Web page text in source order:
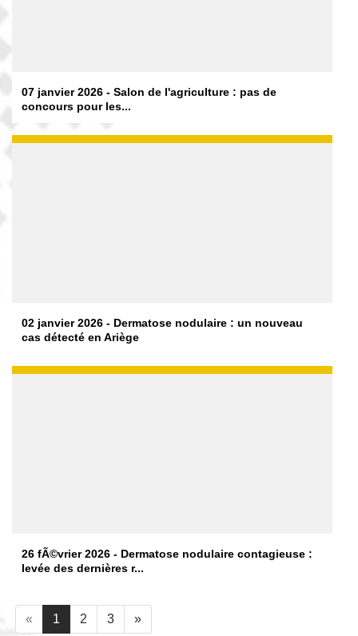
07 janvier 2026 - Salon de l'agriculture : pas de
concours pour les...
02 janvier 2026 - Dermatose nodulaire : un nouveau
cas détecté en Ariège
26 fÃ©vrier 2026 - Dermatose nodulaire contagieuse :
levée des dernières r...
« 1 2 3 »